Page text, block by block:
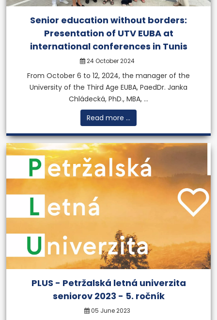
The Expert Institute
Provides the development of
expert´s opinions and
expertise in the valuation of
assets of a company.
More
Previous Next
Senior education without borders:
Presentation of UTV EUBA at
international conferences in Tunis
24 October 2024
From October 6 to 12, 2024, the manager of the
University of the Third Age EUBA, PaedDr. Janka
Chládecká, PhD., MBA, ...
Read more ...
PLUS - Petržalská letná univerzita
seniorov 2023 - 5. ročník
05 June 2023